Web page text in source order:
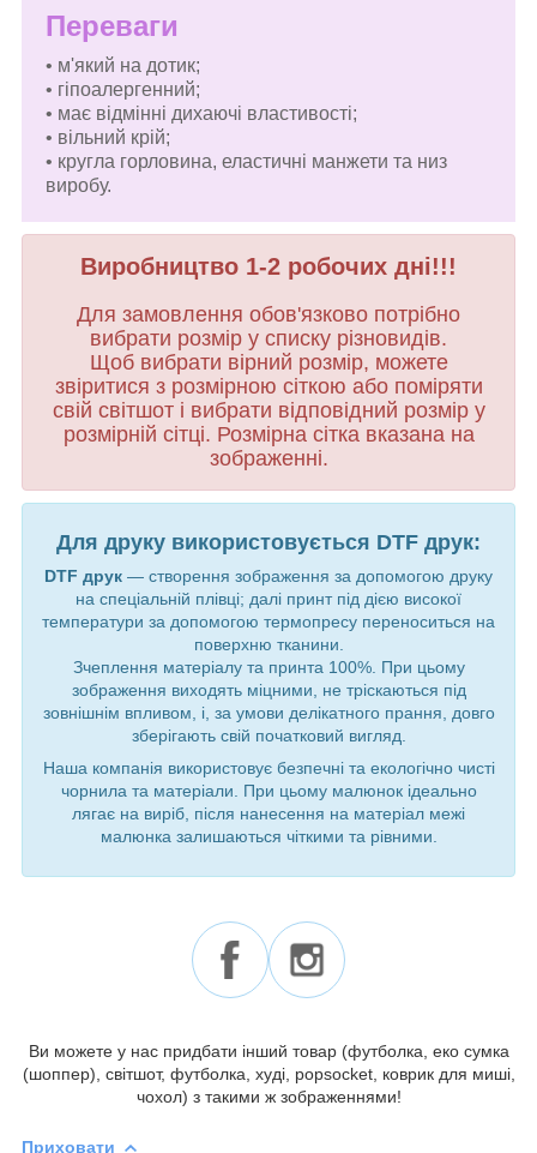
Переваги
• м'який на дотик;
• гіпоалергенний;
• має відмінні дихаючі властивості;
• вільний крій;
• кругла горловина, еластичні манжети та низ
виробу.
Виробництво 1-2 робочих дні!!!
Для замовлення обов'язково потрібно
вибрати розмір у списку різновидів.
Щоб вибрати вірний розмір, можете
звіритися з розмірною сіткою або поміряти
свій світшот і вибрати відповідний розмір у
розмірній сітці. Розмірна сітка вказана на
зображенні.
Для друку використовується DTF друк:
DTF друк — створення зображення за допомогою друку
на спеціальній плівці; далі принт під дією високої
температури за допомогою термопресу переноситься на
поверхню тканини.
Зчеплення матеріалу та принта 100%. При цьому
зображення виходять міцними, не тріскаються під
зовнішнім впливом, і, за умови делікатного прання, довго
зберігають свій початковий вигляд.
Наша компанія використовує безпечні та екологічно чисті
чорнила та матеріали. При цьому малюнок ідеально
лягає на виріб, після нанесення на матеріал межі
малюнка залишаються чіткими та рівними.
Ви можете у нас придбати інший товар (футболка, еко сумка
(шоппер), світшот, футболка, худі, popsocket, коврик для миші,
чохол) з такими ж зображеннями!
Приховати